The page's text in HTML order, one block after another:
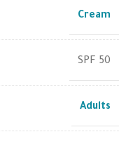
Cream
SPF 50
Adults